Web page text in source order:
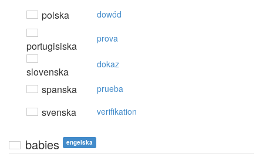
polska dowód
portugisiska
prova
slovenska
dokaz
spanska prueba
svenska verifikation
babies engelska